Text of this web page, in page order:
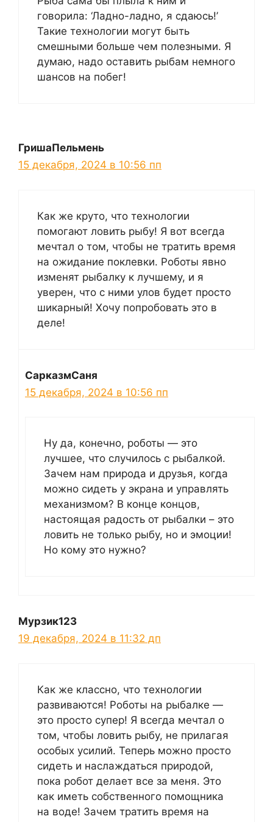
говорила: ‘Ладно-ладно, я сдаюсь!’
Такие технологии могут быть
смешными больше чем полезными. Я
думаю, надо оставить рыбам немного
шансов на побег!
ГришаПельмень
15 декабря, 2024 в 10:56 пп
Как же круто, что технологии
помогают ловить рыбу! Я вот всегда
мечтал о том, чтобы не тратить время
на ожидание поклевки. Роботы явно
изменят рыбалку к лучшему, и я
уверен, что с ними улов будет просто
шикарный! Хочу попробовать это в
деле!
СарказмСаня
15 декабря, 2024 в 10:56 пп
Ну да, конечно, роботы — это
лучшее, что случилось с рыбалкой.
Зачем нам природа и друзья, когда
можно сидеть у экрана и управлять
механизмом? В конце концов,
настоящая радость от рыбалки – это
ловить не только рыбу, но и эмоции!
Но кому это нужно?
Мурзик123
19 декабря, 2024 в 11:32 дп
Как же классно, что технологии
развиваются! Роботы на рыбалке —
это просто супер! Я всегда мечтал о
том, чтобы ловить рыбу, не прилагая
особых усилий. Теперь можно просто
сидеть и наслаждаться природой,
пока робот делает все за меня. Это
как иметь собственного помощника
на воде! Зачем тратить время на